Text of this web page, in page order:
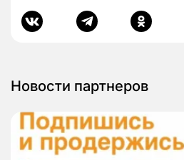
Новости партнеров